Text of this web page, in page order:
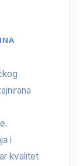
i
kvalitet